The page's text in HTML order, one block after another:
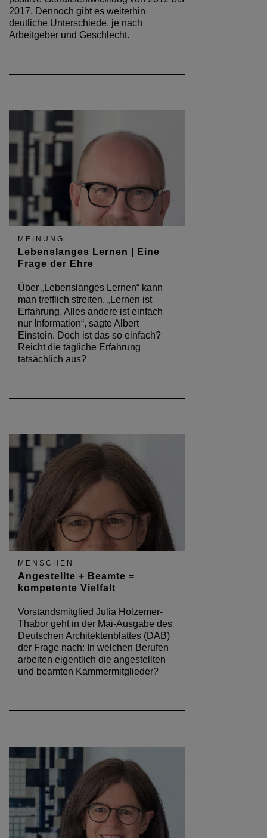
2017. Dennoch gibt es weiterhin
deutliche Unterschiede, je nach
Arbeitgeber und Geschlecht.
MEINUNG
Lebenslanges Lernen | Eine
Frage der Ehre
Über „Lebenslanges Lernen“ kann
man trefflich streiten. „Lernen ist
Erfahrung. Alles andere ist einfach
nur Information“, sagte Albert
Einstein. Doch ist das so einfach?
Reicht die tägliche Erfahrung
tatsächlich aus?
MENSCHEN
Angestellte + Beamte =
kompetente Vielfalt
Vorstandsmitglied Julia Holzemer-
Thabor geht in der Mai-Ausgabe des
Deutschen Architektenblattes (DAB)
der Frage nach: In welchen Berufen
arbeiten eigentlich die angestellten
und beamten Kammermitglieder?